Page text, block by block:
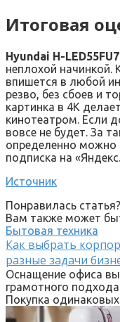
Итоговая
Hyundai H-
неплохой начинкой.
впишется в любой
резво, без сбоев и
картинка в 4К
кинотеатром. Если
вовсе не будет. За
определенно можно
подписка на
Источник
Понравилась
Вам также может
Бытовая техника
Как выбрать
разные задачи
Оснащение офиса
грамотного
Покупка